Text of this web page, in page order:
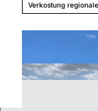
Verkostung